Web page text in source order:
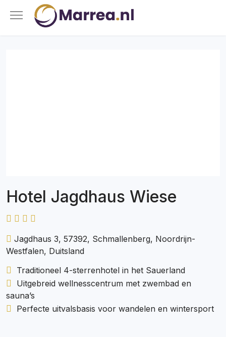
Hotel Jagdhaus Wiese
Jagdhaus 3, 57392, Schmallenberg, Noordrijn-
Westfalen, Duitsland
Traditioneel 4-sterrenhotel in het Sauerland
Uitgebreid wellnesscentrum met zwembad en
sauna’s
Perfecte uitvalsbasis voor wandelen en wintersport